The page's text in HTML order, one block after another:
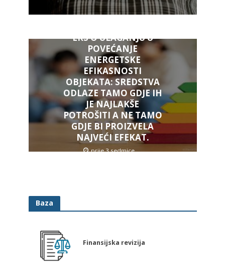
ERS O ULAGANJU U
POVEĆANJE
ENERGETSKE
EFIKASNOSTI
OBJEKATA: SREDSTVA
ODLAZE TAMO GDJE IH
JE NAJLAKŠE
POTROŠITI A NE TAMO
GDJE BI PROIZVELA
NAJVEĆI EFEKAT.
prije 3 sedmice
Baza
Finansijska revizija